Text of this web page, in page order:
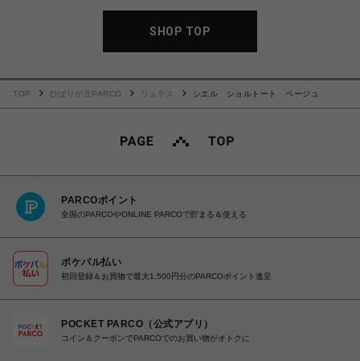
SHOP TOP
TOP ひばりが丘PARCO リュテス シエル ショルトート ベージュ
PARCOポイント
全国のPARCOやONLINE PARCOで貯まる＆使える
ポケパル払い
初回登録＆お買物で最大1,500円分のPARCOポイント進呈
POCKET PARCO（公式アプリ）
コイン＆クーポンでPARCOでのお買い物がオトクに